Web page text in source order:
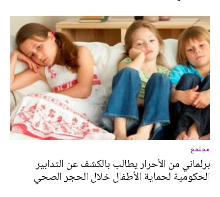
مجتمع
برلماني من الأحرار يطالب بالكشف عن التدابير
الحكومية لحماية الأطفال خلال الحجر الصحي